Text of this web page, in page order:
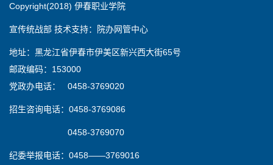
Copyright(2018) 伊春职业学院
宣传统战部 技术支持：院办网管中心
地址：黑龙江省伊春市伊美区新兴西大街65号
邮政编码：153000
党政办电话： 0458-3769020
招生咨询电话：0458-3769086
0458-3769070
纪委举报电话：0458——3769016